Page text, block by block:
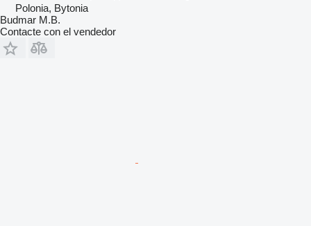
Polonia, Bytonia
Budmar M.B.
Contacte con el vendedor